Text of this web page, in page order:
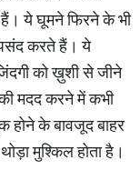
हैं। ये घूमने फिरने के भी
करते हैं। ये
को ख़ुशी से जीने
मदद करने में कभी
होने के बावजूद बाहर
मुश्किल होता है।